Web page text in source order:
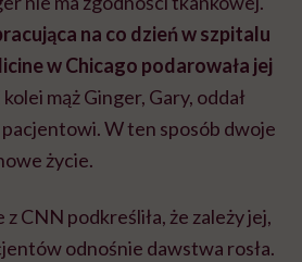
na co dzień w szpitalu
w Chicago podarowała jej
kolei mąż Ginger, Gary, oddał
W ten sposób dwoje
życie.
CNN podkreśliła, że zależy jej,
odnośnie dawstwa rosła.